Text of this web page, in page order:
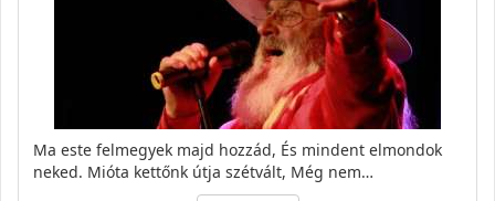
Ma este felmegyek majd hozzád, És mindent elmondok
neked. Mióta kettőnk útja szétvált, Még nem…